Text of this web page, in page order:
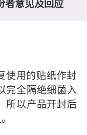
者意见及回应
使用的贴纸作封
完全隔绝细菌入
所以产品开封后